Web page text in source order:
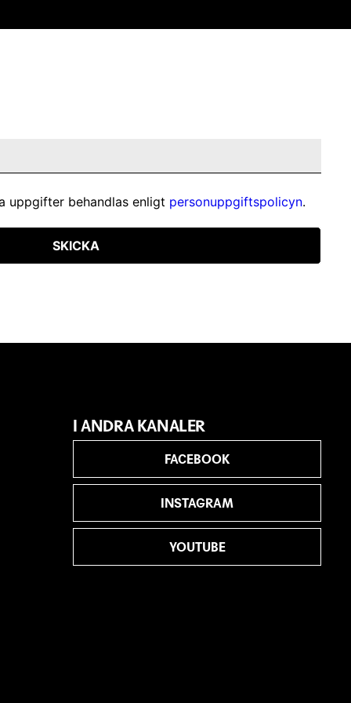
uppgifter behandlas enligt personuppgiftspolicyn.
SKICKA
I ANDRA KANALER
FACEBOOK
INSTAGRAM
YOUTUBE